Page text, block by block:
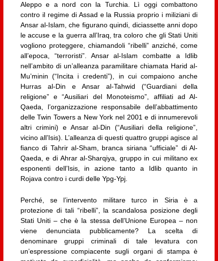
Aleppo e a nord con la Turchia. Lì oggi combattono
contro il regime di Assad e la Russia proprio i miliziani di
Ansar al-Islam, che figurano quindi, diciassette anni dopo
le accuse e la guerra all’Iraq, tra coloro che gli Stati Uniti
vogliono proteggere, chiamandoli “ribelli” anziché, come
all’epoca, “terroristi”. Ansar al-Islam combatte a Idlib
nell’ambito di un’alleanza paramilitare chiamata Harid al-
Mu’minin (“Incita i credenti”), in cui compaiono anche
Hurras al-Din e Ansar al-Tahwid (“Guardiani della
religione” e “Ausiliari del Monoteismo”, affiliati ad Al-
Qaeda, l’organizzazione responsabile dell’abbattimento
delle Twin Towers a New York nel 2001 e di innumerevoli
altri crimini) e Ansar al-Din (“Ausiliari della religione”,
vicino all’Isis). L’alleanza di questi quattro gruppi agisce al
fianco di Tahrir al-Sham, branca siriana “ufficiale” di Al-
Qaeda, e di Ahrar al-Sharqiya, gruppo in cui militano ex
esponenti dell’Isis, in azione tanto a Idlib quanto in
Rojava contro i curdi delle Ypg-Ypj.
Perché, se l’intervento militare turco in Siria è a
protezione di tali “ribelli”, la scandalosa posizione degli
Stati Uniti – che è la stessa dell’Unione Europea – non
viene denunciata pubblicamente? La scelta di
denominare gruppi criminali di tale levatura con
un’espressione compiacente sugli organi di stampa è